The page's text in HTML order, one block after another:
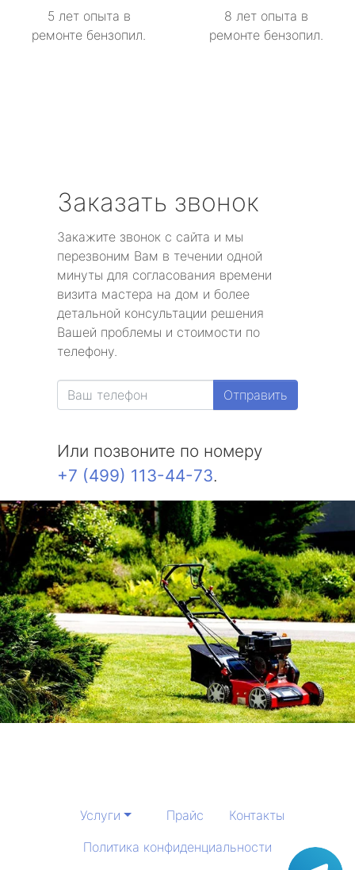
5 лет опыта в
ремонте бензопил.
8 лет опыта в
ремонте бензопил.
Заказать звонок
Закажите звонок с сайта и мы
перезвоним Вам в течении одной
минуты для согласования времени
визита мастера на дом и более
детальной консультации решения
Вашей проблемы и стоимости по
телефону.
Отправить
Или позвоните по номеру
+7 (499) 113-44-73.
Услуги Прайс
Контакты
Политика конфиденциальности